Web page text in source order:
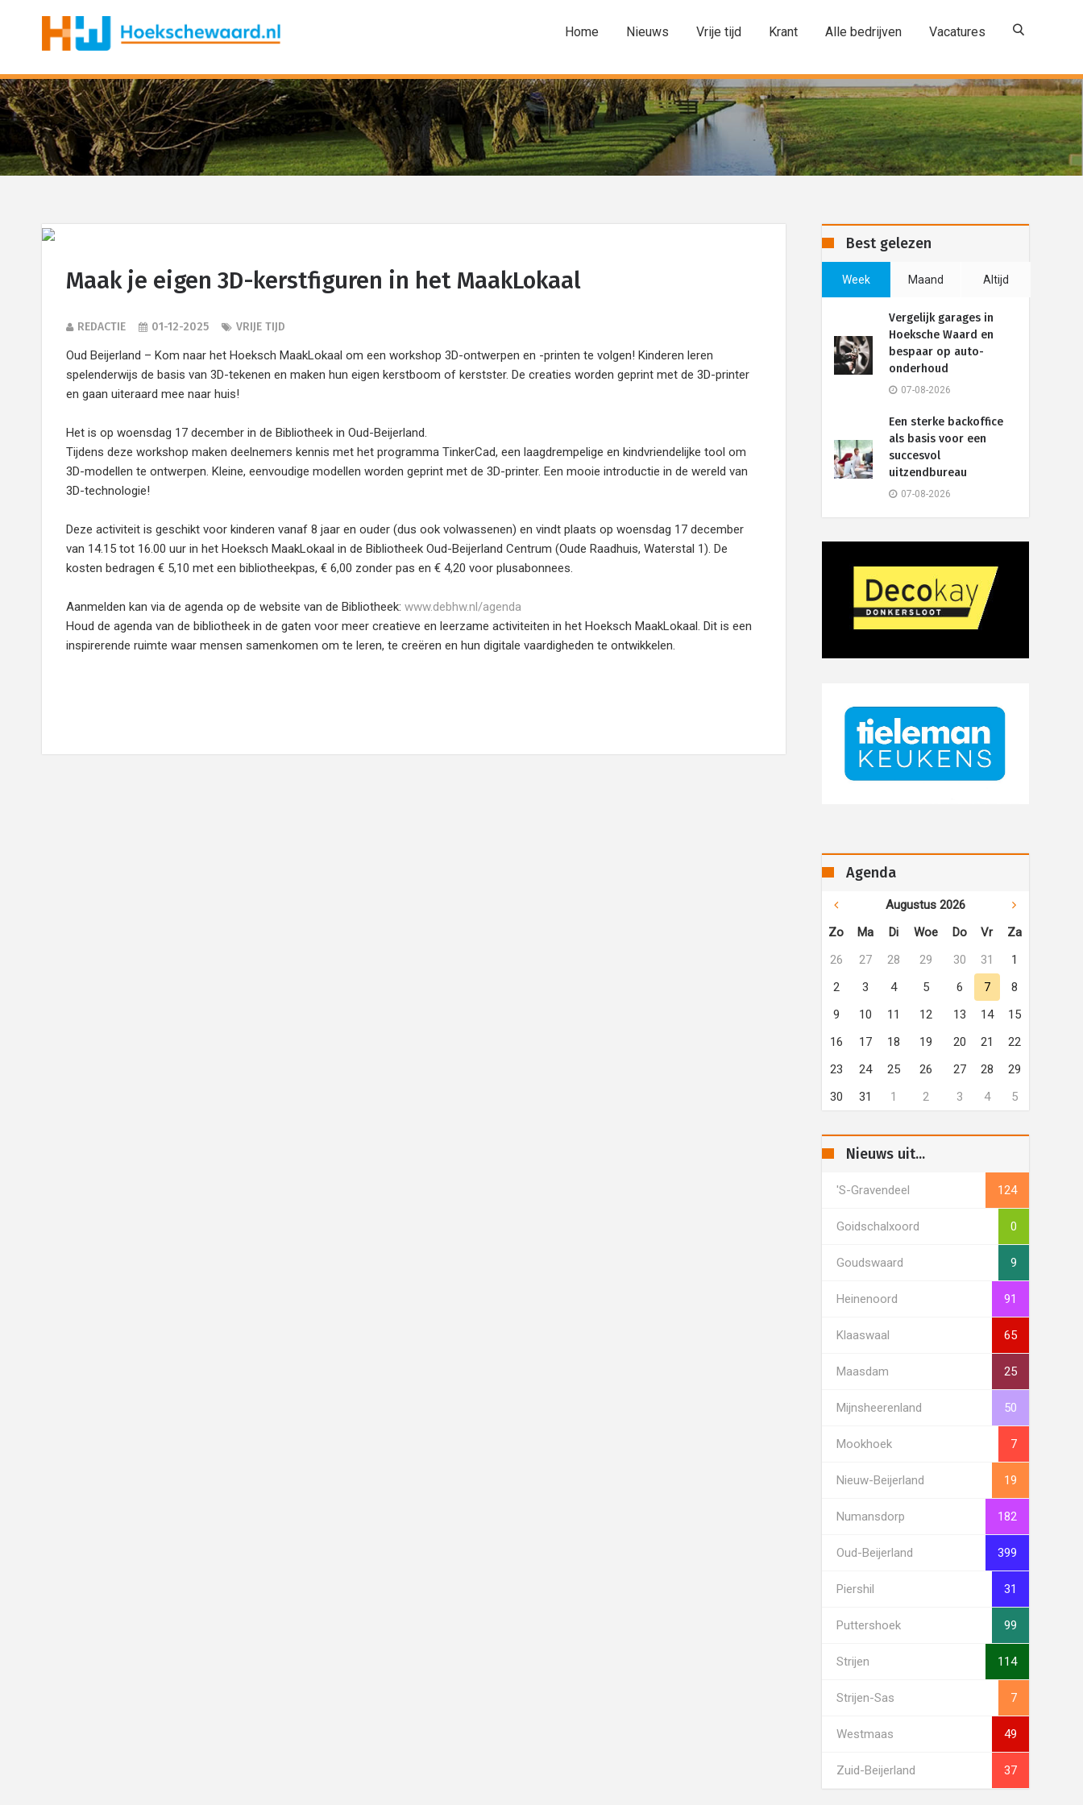
Home Nieuws Vrije tijd Krant Alle bedrijven Vacatures
Maak je eigen 3D-kerstfiguren in het MaakLokaal
REDACTIE 01-12-2025 VRIJE TIJD
Oud Beijerland – Kom naar het Hoeksch MaakLokaal om een workshop 3D-ontwerpen en -printen te volgen! Kinderen leren
spelenderwijs de basis van 3D-tekenen en maken hun eigen kerstboom of kerstster. De creaties worden geprint met de 3D-printer
en gaan uiteraard mee naar huis!
Het is op woensdag 17 december in de Bibliotheek in Oud-Beijerland.
Tijdens deze workshop maken deelnemers kennis met het programma TinkerCad, een laagdrempelige en kindvriendelijke tool om
3D-modellen te ontwerpen. Kleine, eenvoudige modellen worden geprint met de 3D-printer. Een mooie introductie in de wereld van
3D-technologie!
Deze activiteit is geschikt voor kinderen vanaf 8 jaar en ouder (dus ook volwassenen) en vindt plaats op woensdag 17 december
van 14.15 tot 16.00 uur in het Hoeksch MaakLokaal in de Bibliotheek Oud-Beijerland Centrum (Oude Raadhuis, Waterstal 1). De
kosten bedragen € 5,10 met een bibliotheekpas, € 6,00 zonder pas en € 4,20 voor plusabonnees.
Aanmelden kan via de agenda op de website van de Bibliotheek: www.debhw.nl/agenda
Houd de agenda van de bibliotheek in de gaten voor meer creatieve en leerzame activiteiten in het Hoeksch MaakLokaal. Dit is een
inspirerende ruimte waar mensen samenkomen om te leren, te creëren en hun digitale vaardigheden te ontwikkelen.
Best gelezen
Week Maand Altijd
Vergelijk garages in
Hoeksche Waard en
bespaar op auto-
onderhoud
07-08-2026
Een sterke backoffice
als basis voor een
succesvol
uitzendbureau
07-08-2026
Agenda
Augustus 2026
Zo
Ma Di Woe Do Vr
Za
26
27 28 29 30 31
1
2
3 4 5 6 7
8
9
10 11 12 13 14
15
16
17 18 19 20 21
22
23
24 25 26 27 28
29
30
31 1 2 3 4 5
Nieuws uit...
's-Gravendeel 124
Goidschalxoord 0
Goudswaard 9
Heinenoord 91
Klaaswaal 65
Maasdam 25
Mijnsheerenland 50
Mookhoek 7
Nieuw-Beijerland 19
Numansdorp 182
Oud-Beijerland 399
Piershil 31
Puttershoek 99
Strijen 114
Strijen-Sas 7
Westmaas 49
Zuid-Beijerland 37